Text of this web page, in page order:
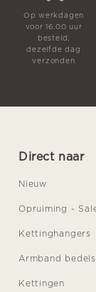
Op werkdagen
voor 16.00 uur
besteld,
dezelfde dag
verzonden
Direct naar
Nieuw
Opruiming -
Kettinghangers
Armband bedels
Kettingen